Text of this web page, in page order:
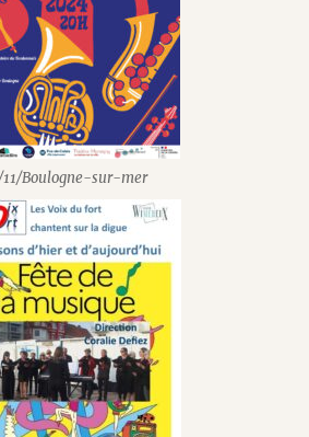
11/Boulogne-sur-mer